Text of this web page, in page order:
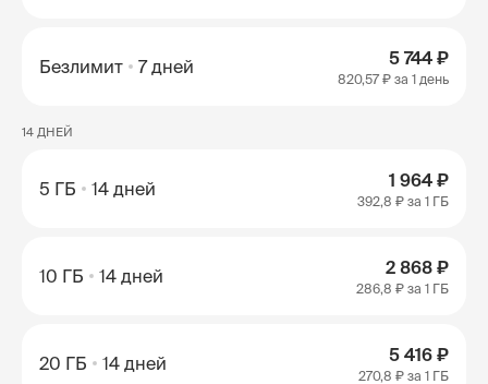
Безлимит 7 дней 5 744 ₽
820,57 ₽ за 1 день
14 ДНЕЙ
5 ГБ 14 дней 1 964 ₽
392,8 ₽ за 1 ГБ
10 ГБ 14 дней 2 868 ₽
286,8 ₽ за 1 ГБ
20 ГБ 14 дней 5 416 ₽
270,8 ₽ за 1 ГБ